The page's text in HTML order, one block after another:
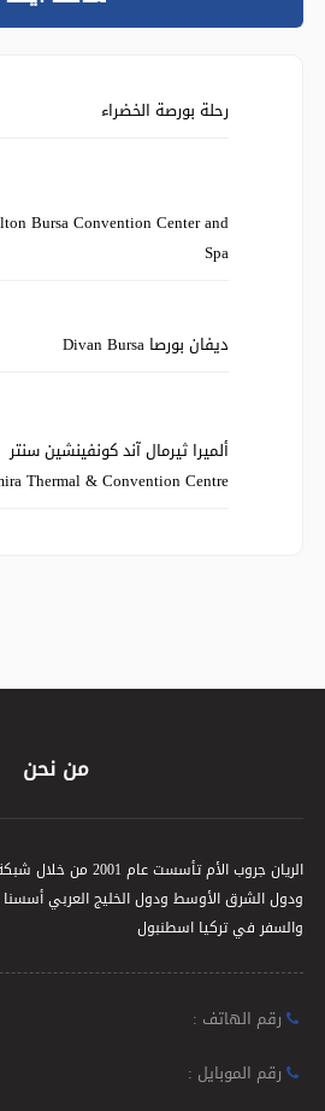
رحلة بورصة الخضراء
Bursa Convention Center and
Spa
ديفان بورصا Divan Bursa
ألميرا ثيرمال آند كونفينشين سنتر
Thermal & Convention Centre
من نحن
الريان جروب الأم تأسست
ودول الشرق الأوسط ودول الخليج العربي
والسفر في تركيا اسطنبول
رقم الهاتف :
رقم الموبايل :